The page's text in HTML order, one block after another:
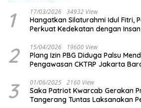
1 17/03/2026 34932 View
Hangatkan Silaturahmi Idul Fitri,
Perkuat Kedekatan dengan Insan
2 15/04/2026 19600 View
Plang Izin PBG Diduga Palsu
Pengawasan CKTRP Jakarta
3 01/06/2025 2160 View
Saka Patriot Kwarcab Gerakan
Tangerang Tuntas Laksanakan